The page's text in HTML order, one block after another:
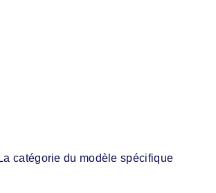
catégorie du modèle spécifique